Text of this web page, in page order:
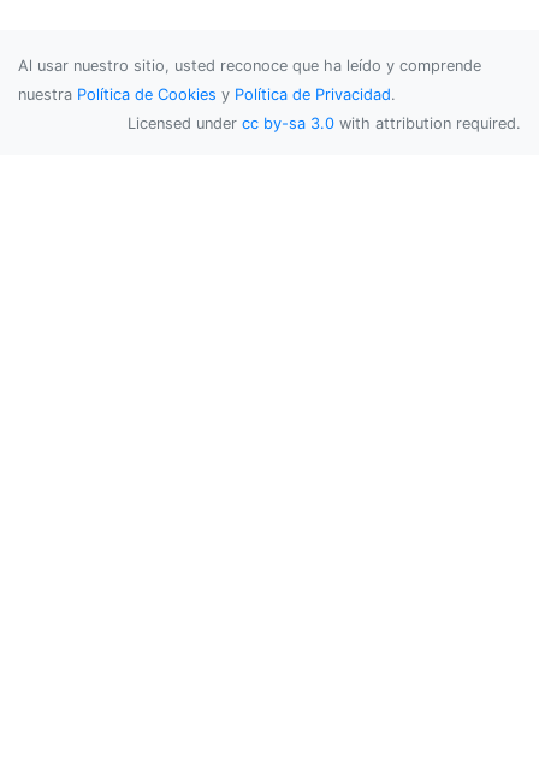
Al usar nuestro sitio, usted reconoce que ha leído y comprende
nuestra Política de Cookies y Política de Privacidad.
Licensed under cc by-sa 3.0 with attribution required.